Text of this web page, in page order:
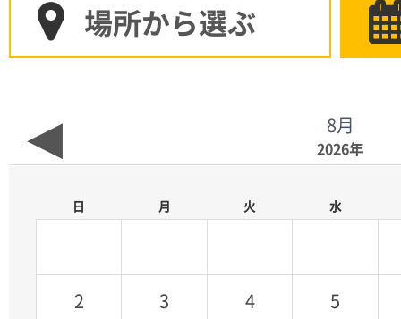
よくある質問
場所から選ぶ
8月
2026年
日 月 火 水
2 3 4
5